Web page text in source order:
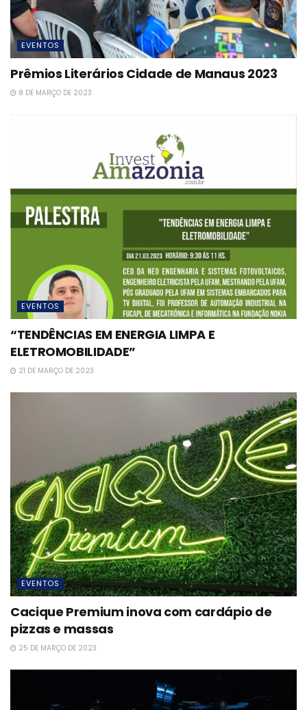
EVENTOS
Prêmios Literários Cidade de Manaus 2023
8 DE MARÇO DE 2023
EVENTOS
“TENDÊNCIAS EM ENERGIA LIMPA E
ELETROMOBILIDADE”
21 DE MARÇO DE 2023
EVENTOS
Cacique Premium inova com cardápio de
pizzas e massas
25 DE MARÇO DE 2023